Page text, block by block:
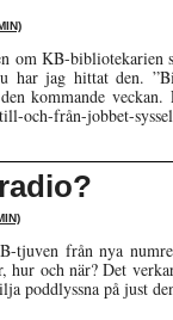
om KB-bibliotekarien
har jag hittat den.
kommande
och-från-jobbet-
tjuven från nya
hur och när? Det
poddlyssna på just